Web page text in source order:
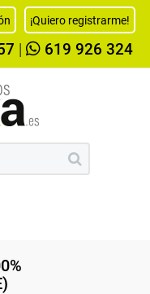
¡Quiero registrarme!
619 926 324